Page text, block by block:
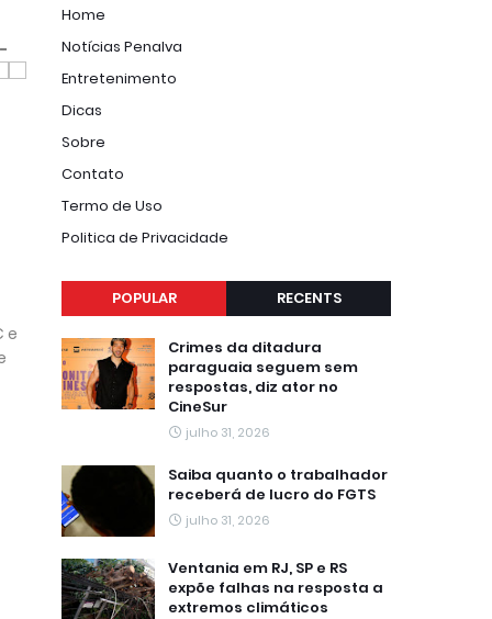
e
Home
Notícias Penalva
Entretenimento
Dicas
Sobre
Contato
Termo de Uso
Politica de Privacidade
POPULAR RECENTS
Crimes da ditadura
paraguaia seguem sem
respostas, diz ator no
CineSur
julho 31, 2026
Saiba quanto o trabalhador
receberá de lucro do FGTS
julho 31, 2026
Ventania em RJ, SP e RS
expõe falhas na resposta a
extremos climáticos